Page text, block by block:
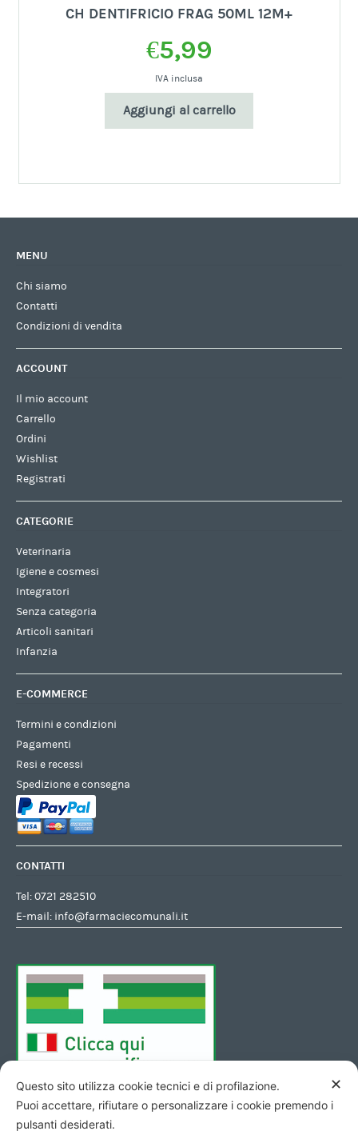
CH DENTIFRICIO FRAG 50ML 12M+
€5,99
IVA inclusa
Aggiungi al carrello
MENU
Chi siamo
Contatti
Condizioni di vendita
ACCOUNT
Il mio account
Carrello
Ordini
Wishlist
Registrati
CATEGORIE
Veterinaria
Igiene e cosmesi
Integratori
Senza categoria
Articoli sanitari
Infanzia
E-COMMERCE
Termini e condizioni
Pagamenti
Resi e recessi
Spedizione e consegna
CONTATTI
Tel:0721 282510
E-mail: info@farmaciecomunali.it
✕
Questo sito utilizza cookie tecnici e di profilazione.
Puoi accettare, rifiutare o personalizzare i cookie premendo i
pulsanti desiderati.